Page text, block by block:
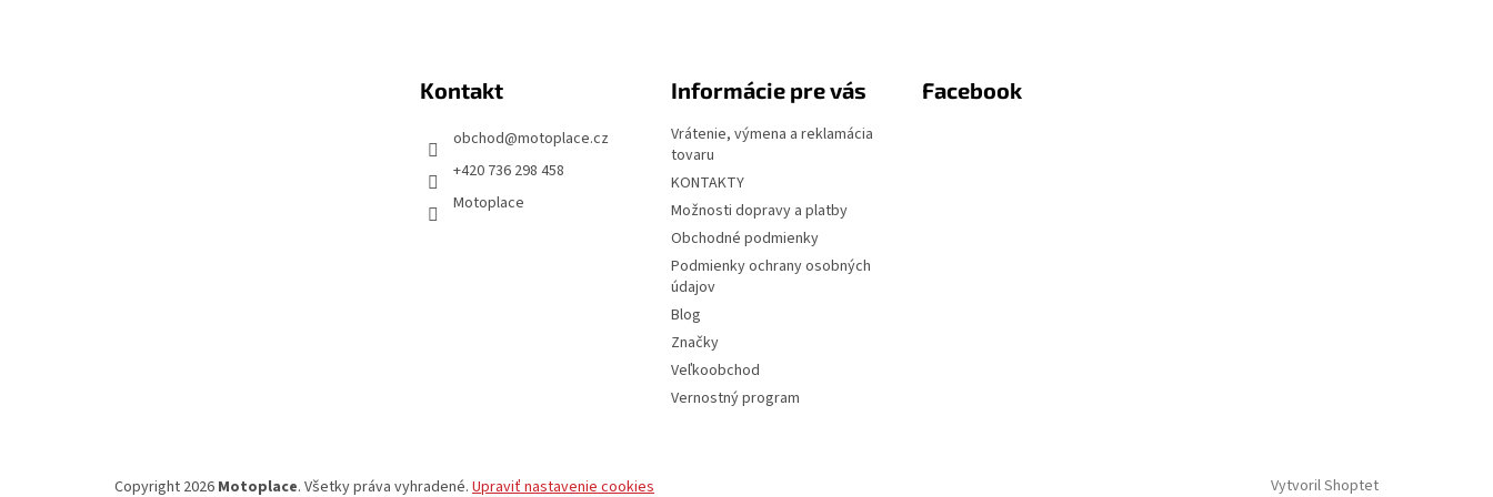
Kontakt
obchod@motoplace.cz
+420 736 298 458
Motoplace
Informácie pre vás
Vrátenie, výmena a reklamácia
tovaru
KONTAKTY
Možnosti dopravy a platby
Obchodné podmienky
Podmienky ochrany osobných
údajov
Blog
Značky
Veľkoobchod
Vernostný program
Facebook
Vytvoril Shoptet
Copyright 2026 Motoplace. Všetky práva vyhradené. Upraviť nastavenie cookies